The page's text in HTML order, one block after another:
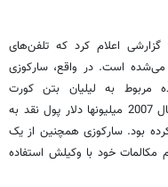
اعلام کرد که تلفن‌های
است. در واقع، سارکوزی
مربوط به لیلیان بتن کورت
ثروتمندترین زن فرانسوی بود که در انتخابات سال 2007 میلیونها دلار پول نقد به
بود. سارکوزی همچنین از یک
مکالمات خود با وکیلش استفاده